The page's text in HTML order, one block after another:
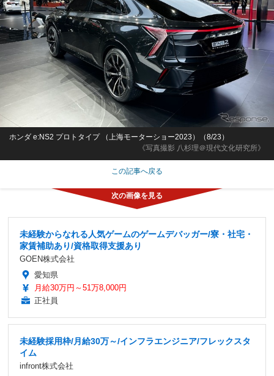
《写真撮影 八杉理＠現代文化研究所》
ホンダ e:NS2 プロトタイプ （上海モーターショー2023）（8/23）
この記事へ戻る
未経験からなれる人気ゲームのゲームデバッガー/寮・社宅・
家賃補助あり/資格取得支援あり
GOEN株式会社
愛知県
月給30万円～51万8,000円
正社員
未経験採用枠/月給30万～/インフラエンジニア/フレックスタ
イム
infront株式会社